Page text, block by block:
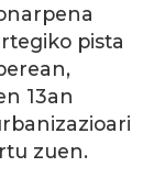
pista
13an
zuen.